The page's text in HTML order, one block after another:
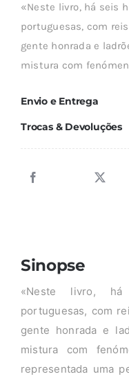
PORTUGUESAS
«Neste livro, há seis
portuguesas, com
gente honrada e
mistura com
Envio e Entrega
Trocas & Devoluções
Sinopse
«Neste livro, há
portuguesas, com
gente honrada e
mistura com
representada uma